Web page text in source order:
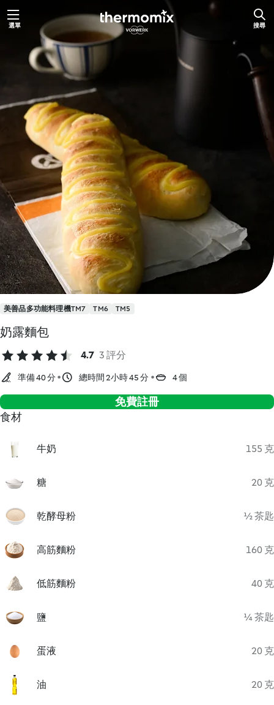
跳選單 搜尋
美善品多功能料理機TM7 TM6 TM5
奶露麵包
4.7 3 評分
準備 40 分 總時間 2小時 45 分 4 個
免費註冊
食材
牛奶 155 克
糖 20 克
乾酵母粉 ½ 茶匙
高筋麵粉 160 克
低筋麵粉 40 克
鹽 ¼ 茶匙
蛋液 20 克
油 20 克